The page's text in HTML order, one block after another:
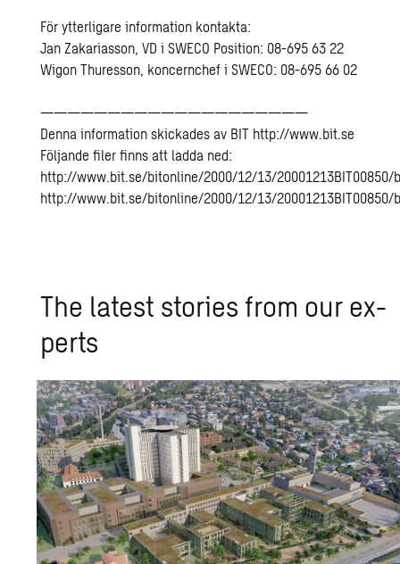
För ytterligare information kontakta:
Jan Zakariasson, VD i SWECO Position: 08-695 63 22
Wigon Thuresson, koncernchef i SWECO: 08-695 66 02
————————————————————
Denna information skickades av BIT http://www.bit.se
Följande filer finns att ladda ned:
http://www.bit.se/bitonline/2000/12/13/20001213BIT00850/
http://www.bit.se/bitonline/2000/12/13/20001213BIT00850/
The lat­est sto­ries from our ex­
perts